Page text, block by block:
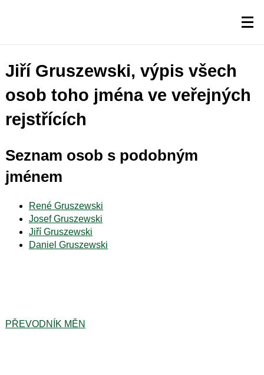
Jiří Gruszewski, výpis všech
osob toho jména ve veřejných
rejstřících
Seznam osob s podobným
jménem
René Gruszewski
Josef Gruszewski
Jiří Gruszewski
Daniel Gruszewski
PŘEVODNÍK MĚN